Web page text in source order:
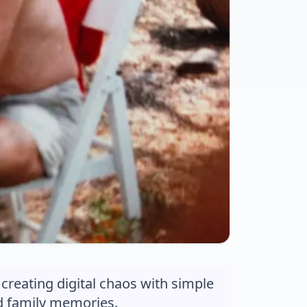
digital chaos with simple
family memories.